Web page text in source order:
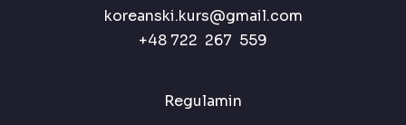
koreanski.kurs@gmail.com
+48 722 267 559
Regulamin